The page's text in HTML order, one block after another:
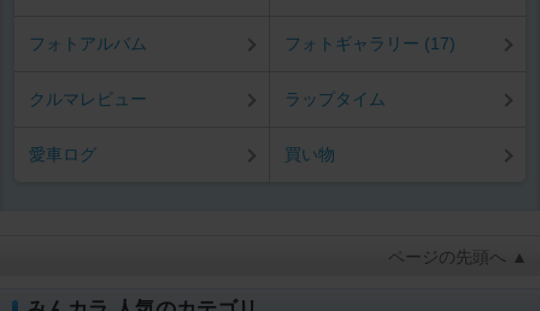
フォトアルバム フォトギャラリー (17)
クルマレビュー ラップタイム
愛車ログ 買い物
ページの先頭へ ▲